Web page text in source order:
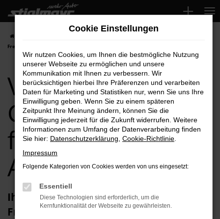
Zum
Hauptinhalt
springen
Freising Top-Angebote
VW ID.4
Gebrauchtwagen
für Freising Top-
Angebote
Ihren VW ID.4 Gebrauchtwagen für
Freising erhalten Sie im Autohaus
Cookie Einstellungen
Wir nutzen Cookies, um Ihnen die bestmögliche Nutzung
unserer Webseite zu ermöglichen und unsere
Kommunikation mit Ihnen zu verbessern. Wir
berücksichtigen hierbei Ihre Präferenzen und verarbeiten
Daten für Marketing und Statistiken nur, wenn Sie uns Ihre
Einwilligung geben. Wenn Sie zu einem späteren
Zeitpunkt Ihre Meinung ändern, können Sie die
Einwilligung jederzeit für die Zukunft widerrufen. Weitere
Informationen zum Umfang der Datenverarbeitung finden
Sie hier: Datenschutzerklärung Cookie-Richtlinie
Impressum
Folgende Kategorien von Cookies werden von uns eingesetzt:
Essentiell
Diese Technologien sind erforderlich, um die
Kernfunktionalität der Webseite zu gewährleisten.